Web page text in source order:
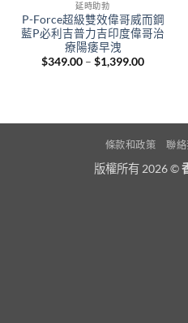
延時助勃
P-Force超級雙效偉哥威而鋼
藍P必利吉普力吉印度偉哥治
療陽痿早洩
$349.00 – $1,399.00Price
條款和政策 聯
版權所有 2026 ©